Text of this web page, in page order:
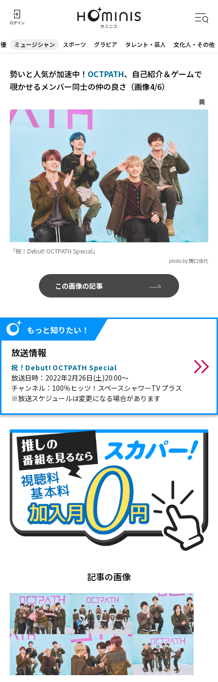
ミュージシャン スポーツ グラビア タレント・芸人 文化人・その他
勢いと人気が加速中！ OCTPATH、自己紹介＆ゲームで
覗かせるメンバー同士の仲の良さ（画像4/6）
「祝！Debut! OCTPATH Special」
photo by 関口佳代
この画像の記事
もっと知りたい！
放送情報
祝！Debut! OCTPATH Special
放送日時：2022年2月26日(土)20:00〜
チャンネル：100％ヒッツ！スペースシャワーTV プラス
※放送スケジュールは変更になる場合があります
記事の画像